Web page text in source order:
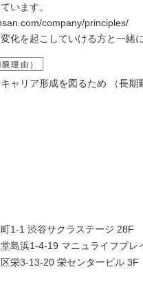
います。
company/principles/
化を起こしていける方と一緒
理由）
ャリア形成を図るため （長期
1-1 渋谷サクラステージ 28F
島浜1-4-19 マニュライフプレ
栄3-13-20 栄センタービル 3F